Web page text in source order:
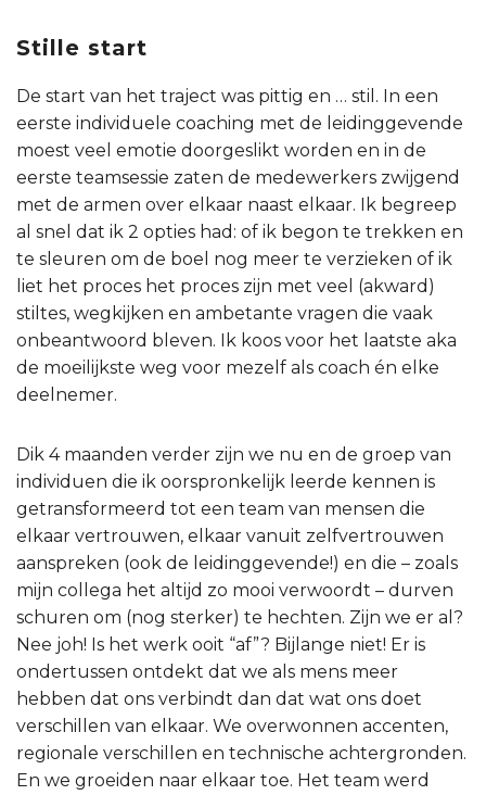
Stille start
De start van het traject was pittig en … stil. In een
eerste individuele coaching met de leidinggevende
moest veel emotie doorgeslikt worden en in de
eerste teamsessie zaten de medewerkers zwijgend
met de armen over elkaar naast elkaar. Ik begreep
al snel dat ik 2 opties had: of ik begon te trekken en
te sleuren om de boel nog meer te verzieken of ik
liet het proces het proces zijn met veel (akward)
stiltes, wegkijken en ambetante vragen die vaak
onbeantwoord bleven. Ik koos voor het laatste aka
de moeilijkste weg voor mezelf als coach én elke
deelnemer.
Dik 4 maanden verder zijn we nu en de groep van
individuen die ik oorspronkelijk leerde kennen is
getransformeerd tot een team van mensen die
elkaar vertrouwen, elkaar vanuit zelfvertrouwen
aanspreken (ook de leidinggevende!) en die – zoals
mijn collega het altijd zo mooi verwoordt – durven
schuren om (nog sterker) te hechten. Zijn we er al?
Nee joh! Is het werk ooit “af”? Bijlange niet! Er is
ondertussen ontdekt dat we als mens meer
hebben dat ons verbindt dan dat wat ons doet
verschillen van elkaar. We overwonnen accenten,
regionale verschillen en technische achtergronden.
En we groeiden naar elkaar toe. Het team werd